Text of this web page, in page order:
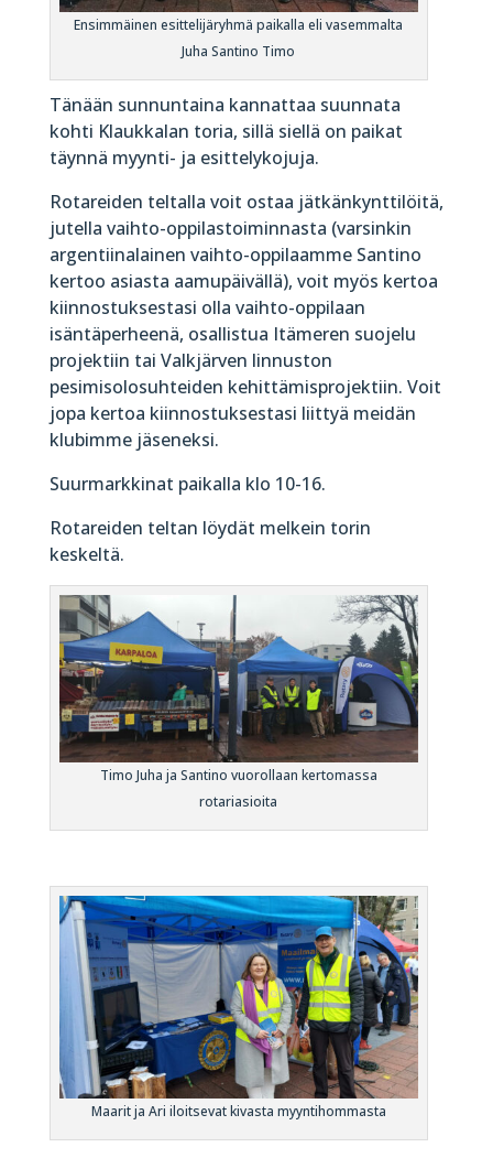
Ensimmäinen esittelijäryhmä paikalla eli vasemmalta
Juha Santino Timo
Tänään sunnuntaina kannattaa suunnata
kohti Klaukkalan toria, sillä siellä on paikat
täynnä myynti- ja esittelykojuja.
Rotareiden teltalla voit ostaa jätkänkynttilöitä,
jutella vaihto-oppilastoiminnasta (varsinkin
argentiinalainen vaihto-oppilaamme Santino
kertoo asiasta aamupäivällä), voit myös kertoa
kiinnostuksestasi olla vaihto-oppilaan
isäntäperheenä, osallistua Itämeren suojelu
projektiin tai Valkjärven linnuston
pesimisolosuhteiden kehittämisprojektiin. Voit
jopa kertoa kiinnostuksestasi liittyä meidän
klubimme jäseneksi.
Suurmarkkinat paikalla klo 10-16.
Rotareiden teltan löydät melkein torin
keskeltä.
Timo Juha ja Santino vuorollaan kertomassa
rotariasioita
Maarit ja Ari iloitsevat kivasta myyntihommasta